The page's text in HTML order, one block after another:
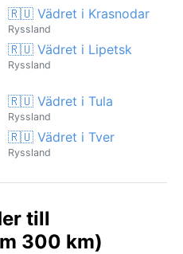
🇷🇺 Vädret i Krasnodar
Ryssland
🇷🇺 Vädret i Lipetsk
Ryssland
🇷🇺 Vädret i Tula
Ryssland
🇷🇺 Vädret i Tver
Ryssland
till
300 km)